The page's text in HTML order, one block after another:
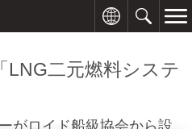
LNG二元燃料システ
がロイド船級協会から設